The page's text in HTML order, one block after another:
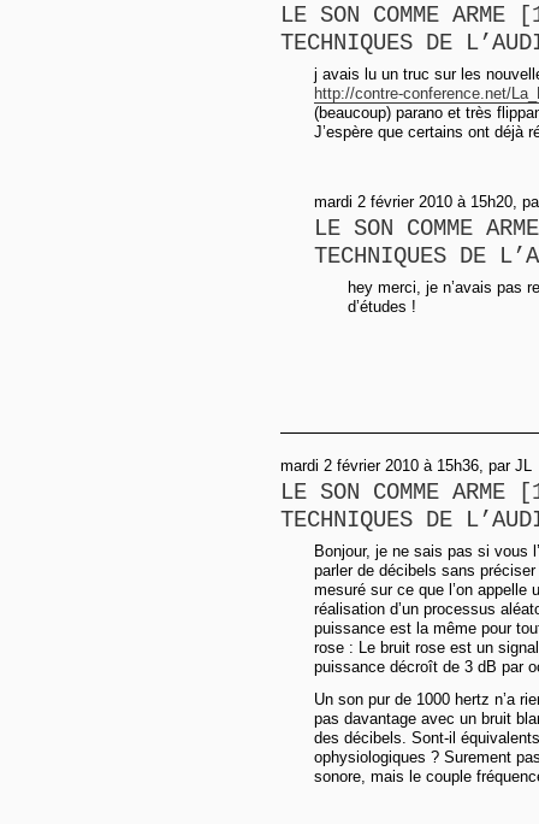
LE SON COMME
TECHNIQUES DE
j avais lu un truc sur les
http://contre-conference.net/
(beaucoup) parano et très
J’espère que certains ont déjà
mardi 2 février 2010 à 15h20,
LE SON COMME
TECHNIQUES DE
hey merci, je n’avais pas
d’études !
mardi 2 février 2010 à 15h36, par JL
LE SON COMME
TECHNIQUES DE
Bonjour, je ne sais pas si vous
parler de décibels sans
mesuré sur ce que l’on appelle
réalisation d’un processus
puissance est la même pour
rose : Le bruit rose est un
puissance décroît de 3 dB par
Un son pur de 1000 hertz n’a
pas davantage avec un bruit
des décibels. Sont-il
ophysiologiques ? Surement
sonore, mais le couple